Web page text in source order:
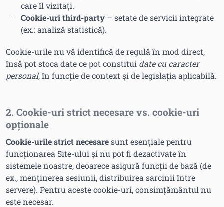
care îl vizitați.
Cookie-uri third-party – setate de servicii integrate
(ex.: analiză statistică).
Cookie-urile nu vă identifică de regulă în mod direct,
însă pot stoca date ce pot constitui date cu caracter
personal, în funcție de context și de legislația aplicabilă.
2. Cookie-uri strict necesare vs. cookie-uri
opționale
Cookie-urile strict necesaresunt esențiale pentru
funcționarea Site-ului și nu pot fi dezactivate în
sistemele noastre, deoarece asigură funcții de bază (de
ex., menținerea sesiunii, distribuirea sarcinii între
servere). Pentru aceste cookie-uri, consimțământul nu
este necesar.